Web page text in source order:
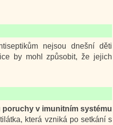
nejsou dnešní děti
by mohl způsobit, že jejich
poruchy v imunitním systému
která vzniká po setkání s